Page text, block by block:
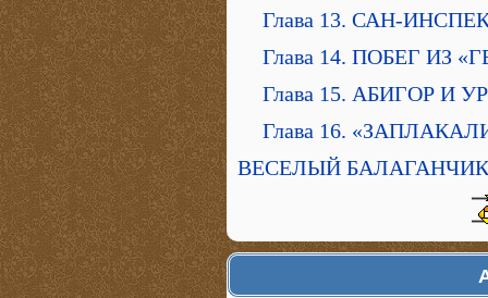
Глава 13. САН-
Глава 14. ПОБЕГ ИЗ
Глава 15. АБИГОР И
Глава 16.
ВЕСЕЛЫЙ